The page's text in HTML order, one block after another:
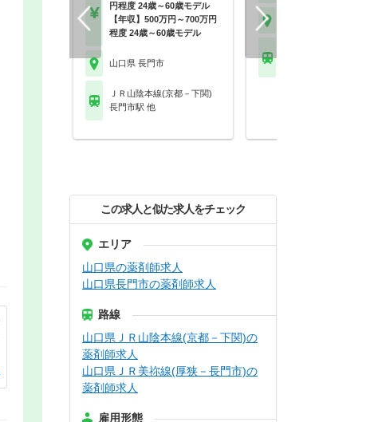
円程度 24歳～60歳モデル
【年収】500万円～700万円
程度 24歳～60歳モデル
山口県 長門市
ＪＲ山陰本線(京都－下関)
長門市駅 他
この求人と似た求人をチェック
エリア
山口県の薬剤師求人
山口県長門市の薬剤師求人
路線
山口県ＪＲ山陰本線(京都－下関)の
薬剤師求人
山口県ＪＲ美祢線(厚狭－長門市)の
薬剤師求人
雇用形態